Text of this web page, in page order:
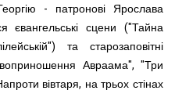
- патронові Ярослава
євангельські сцени ("Тайна
та старозаповітні
Авраама", "Три
вівтаря, на трьох стінах